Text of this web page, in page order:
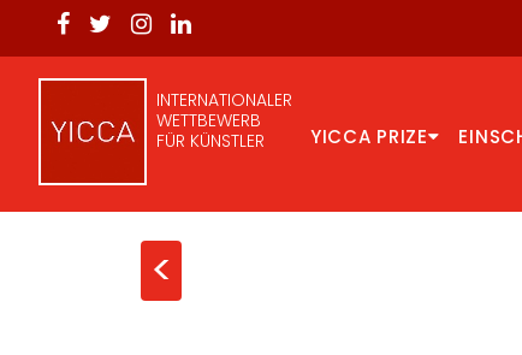
INTERNATIONALER
WETTBEWERB
FÜR KÜNSTLER
YICCA PRIZE
<